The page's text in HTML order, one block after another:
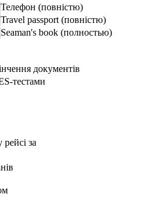
Телефон (повністю)
Travel passport (повністю)
Seaman's book (полностью)
документів
тестами
рейсі за